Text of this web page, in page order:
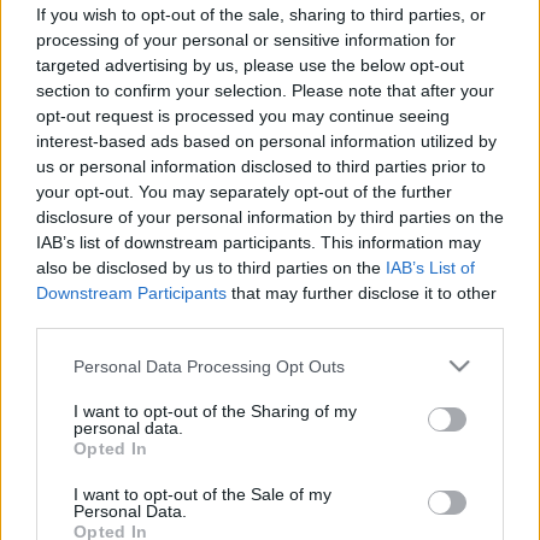
If you wish to opt-out of the sale, sharing to third parties, or
processing of your personal or sensitive information for
targeted advertising by us, please use the below opt-out
section to confirm your selection. Please note that after your
opt-out request is processed you may continue seeing
interest-based ads based on personal information utilized by
us or personal information disclosed to third parties prior to
your opt-out. You may separately opt-out of the further
disclosure of your personal information by third parties on the
IAB’s list of downstream participants. This information may
also be disclosed by us to third parties on the IAB’s List of
Downstream Participants that may further disclose it to other
Please note that this website/app uses one or more Google
not limited to your visit or usage behaviour. You may click to
grant or deny consent to Google and its third-party tags to
use your data for below specified purposes in below Google
consent section.
Personal Data Processing Opt Outs
I want to opt-out of the Sharing of my
personal data.
Opted In
I want to opt-out of the Sale of my
Personal Data.
Opted In
kellemes nyári nap lesz